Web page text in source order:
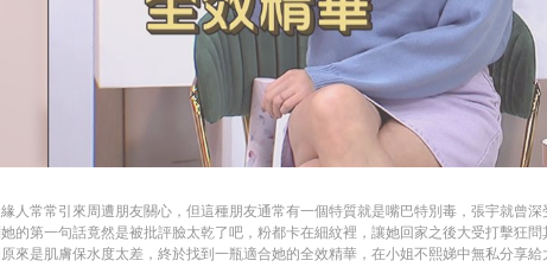
人常常引來周遭朋友關心，但這種朋友通常有一個特質就是嘴巴特別毒，張宇就曾
的第一句話竟然是被批評臉太乾了吧，粉都卡在細紋裡，讓她回家之後大受打擊狂
原來是肌膚保水度太差，終於找到一瓶適合她的全效精華，在小姐不熙娣中無私分享給